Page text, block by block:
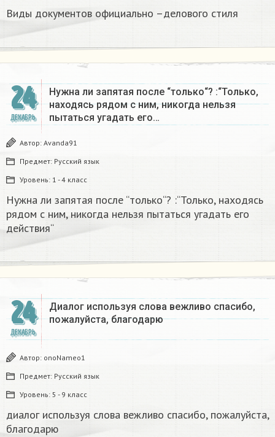
Виды документов официально –делового стиля
24
ДЕКАБРЬ
Нужна ли запятая после “только“? :“Только,
находясь рядом с ним, никогда нельзя
пытаться угадать его…
Автор: Avanda91
Предмет: Русский язык
Уровень: 1 - 4 класс
Нужна ли запятая после “только“? :“Только, находясь
рядом с ним, никогда нельзя пытаться угадать его
действия“
24
ДЕКАБРЬ
Диалог используя слова вежливо спасибо,
пожалуйста, благодарю
Автор: onoNameo1
Предмет: Русский язык
Уровень: 5 - 9 класс
диалог используя слова вежливо спасибо, пожалуйста,
благодарю